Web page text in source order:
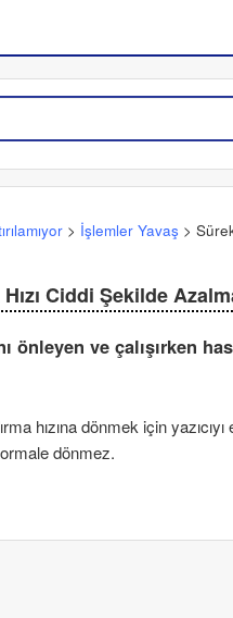
> İşlemler Yavaş >
Ciddi Şekilde
önleyen ve çalışırken
hızına dönmek için yazıcıyı
dönmez.